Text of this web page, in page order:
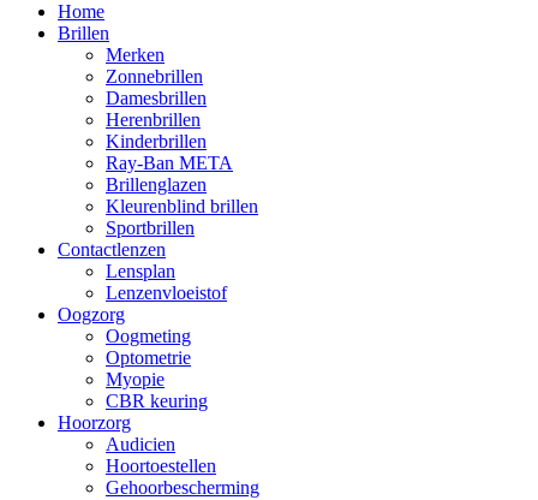
Home
Brillen
Merken
Zonnebrillen
Damesbrillen
Herenbrillen
Kinderbrillen
Ray-Ban META
Brillenglazen
Kleurenblind brillen
Sportbrillen
Contactlenzen
Lensplan
Lenzenvloeistof
Oogzorg
Oogmeting
Optometrie
Myopie
CBR keuring
Hoorzorg
Audicien
Hoortoestellen
Gehoorbescherming